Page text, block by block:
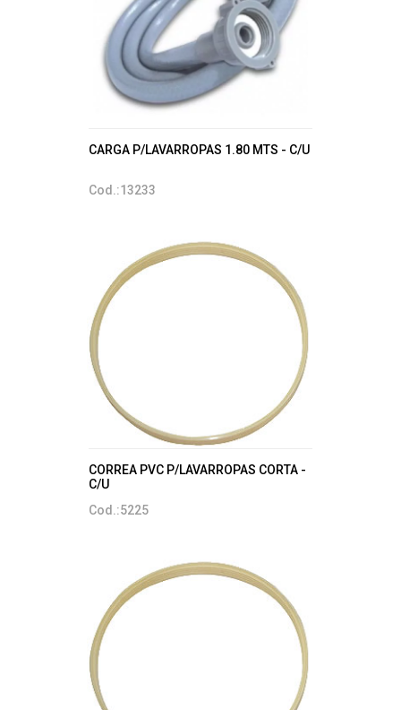
CARGA P/LAVARROPAS 1.80 MTS - C/U
Cod.:13233
CORREA PVC P/LAVARROPAS CORTA -
C/U
Cod.:5225